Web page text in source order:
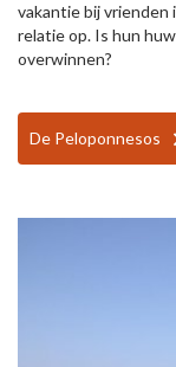
vakantie bij vrienden
relatie op. Is hun
overwinnen?
De Peloponnesos